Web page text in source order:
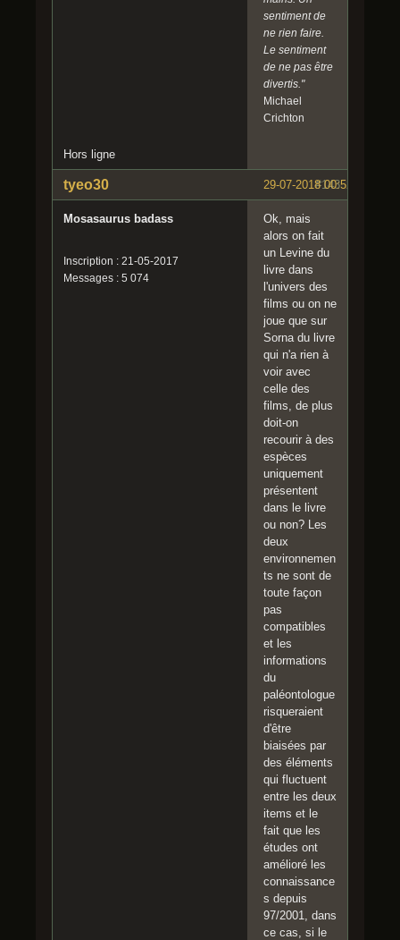
sentiment de
ne rien faire.
Le sentiment
de ne pas être
divertis."
Michael
Crichton
Hors ligne
#143
29-07-2018 00:52:36
tyeo30
Mosasaurus badass
Inscription : 21-05-2017
Messages : 5 074
Ok, mais
alors on fait
un Levine du
livre dans
l'univers des
films ou on ne
joue que sur
Sorna du livre
qui n'a rien à
voir avec
celle des
films, de plus
doit-on
recourir à des
espèces
uniquement
présentent
dans le livre
ou non? Les
deux
environnemen
ts ne sont de
toute façon
pas
compatibles
et les
informations
du
paléontologue
risqueraient
d'être
biaisées par
des éléments
qui fluctuent
entre les deux
items et le
fait que les
études ont
amélioré les
connaissance
s depuis
97/2001, dans
ce cas, si le